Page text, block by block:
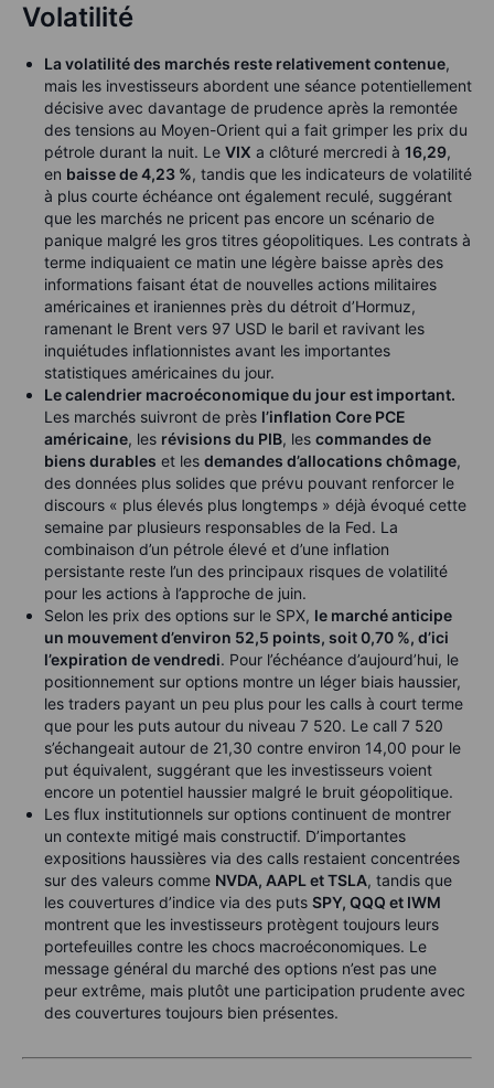
Volatilité
La volatilité des marchés reste relativement contenue,
mais les investisseurs abordent une séance potentiellement
décisive avec davantage de prudence après la remontée
des tensions au Moyen-Orient qui a fait grimper les prix du
pétrole durant la nuit. Le VIX a clôturé mercredi à 16,29,
en baisse de 4,23 %, tandis que les indicateurs de volatilité
à plus courte échéance ont également reculé, suggérant
que les marchés ne pricent pas encore un scénario de
panique malgré les gros titres géopolitiques. Les contrats à
terme indiquaient ce matin une légère baisse après des
informations faisant état de nouvelles actions militaires
américaines et iraniennes près du détroit d’Hormuz,
ramenant le Brent vers 97 USD le baril et ravivant les
inquiétudes inflationnistes avant les importantes
statistiques américaines du jour.
Le calendrier macroéconomique du jour est important.
Les marchés suivront de près l’inflation Core PCE
américaine, les révisions du PIB, les commandes de
biens durables et les demandes d’allocations chômage,
des données plus solides que prévu pouvant renforcer le
discours « plus élevés plus longtemps » déjà évoqué cette
semaine par plusieurs responsables de la Fed. La
combinaison d’un pétrole élevé et d’une inflation
persistante reste l’un des principaux risques de volatilité
pour les actions à l’approche de juin.
Selon les prix des options sur le SPX, le marché anticipe
un mouvement d’environ 52,5 points, soit 0,70 %, d’ici
l’expiration de vendredi. Pour l’échéance d’aujourd’hui, le
positionnement sur options montre un léger biais haussier,
les traders payant un peu plus pour les calls à court terme
que pour les puts autour du niveau 7 520. Le call 7 520
s’échangeait autour de 21,30 contre environ 14,00 pour le
put équivalent, suggérant que les investisseurs voient
encore un potentiel haussier malgré le bruit géopolitique.
Les flux institutionnels sur options continuent de montrer
un contexte mitigé mais constructif. D’importantes
expositions haussières via des calls restaient concentrées
sur des valeurs comme NVDA, AAPL et TSLA, tandis que
les couvertures d’indice via des puts SPY, QQQ et IWM
montrent que les investisseurs protègent toujours leurs
portefeuilles contre les chocs macroéconomiques. Le
message général du marché des options n’est pas une
peur extrême, mais plutôt une participation prudente avec
des couvertures toujours bien présentes.